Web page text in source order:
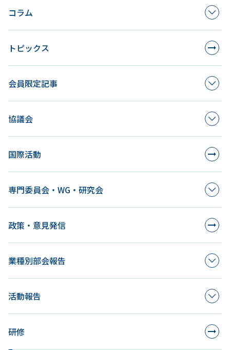
コラム
トピックス
会員限定記事
協議会
国際活動
専門委員会・WG・研究会
政策・意見発信
業種別部会報告
活動報告
研修